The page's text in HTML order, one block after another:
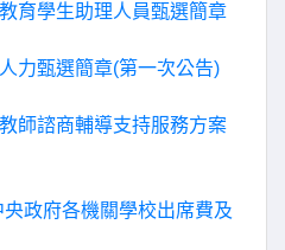
育學生助理人員甄選簡章
力甄選簡章(第一次公告)
師諮商輔導支持服務方案
政府各機關學校出席費及